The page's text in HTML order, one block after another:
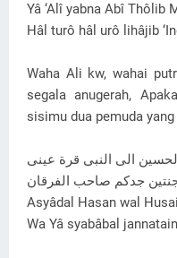
Yâ ‘Alî yabna Abî Thôlib
Hâl turô hâl urô lihâjib
Waha Ali kw, wahai
segala anugerah,
sisimu dua pemuda
الی النبی قرة عينی
جدکم صاحب الفرقان
Asyâdal Hasan wal
Wa Yâ syabâbal